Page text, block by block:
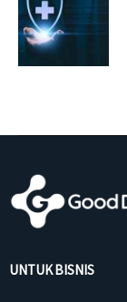
UNTUK BISNIS